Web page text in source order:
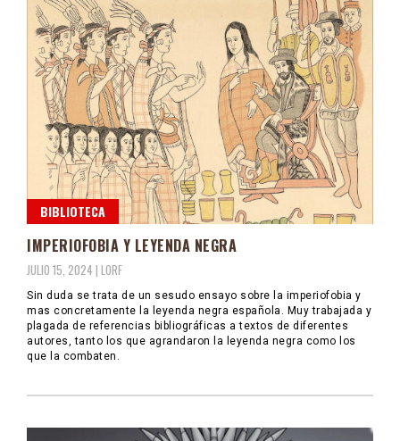
BIBLIOTECA
IMPERIOFOBIA Y LEYENDA NEGRA
JULIO 15, 2024 | LORF
Sin duda se trata de un sesudo ensayo sobre la imperiofobia y
mas concretamente la leyenda negra española. Muy trabajada y
plagada de referencias bibliográficas a textos de diferentes
autores, tanto los que agrandaron la leyenda negra como los
que la combaten.